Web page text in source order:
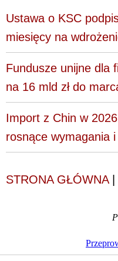
Ustawa o KSC
miesięcy na
Fundusze unijne dla
na 16 mld zł do
Import z Chin w
rosnące wymagania
STRONA GŁÓWNA|